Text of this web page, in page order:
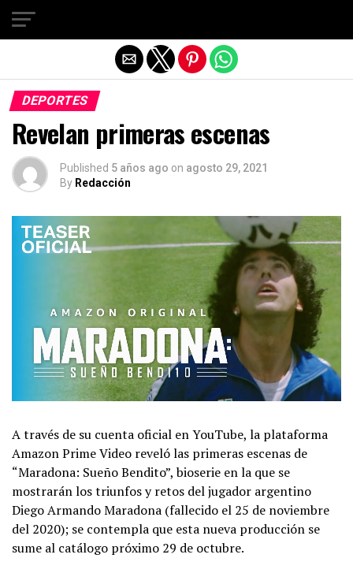
DEPORTES
Revelan primeras escenas
Published 5 años ago on agosto 29, 2021
By Redacción
A través de su cuenta oficial en YouTube, la plataforma
Amazon Prime Video reveló las primeras escenas de
“Maradona: Sueño Bendito”, bioserie en la que se
mostrarán los triunfos y retos del jugador argentino
Diego Armando Maradona (fallecido el 25 de noviembre
del 2020); se contempla que esta nueva producción se
sume al catálogo próximo 29 de octubre.